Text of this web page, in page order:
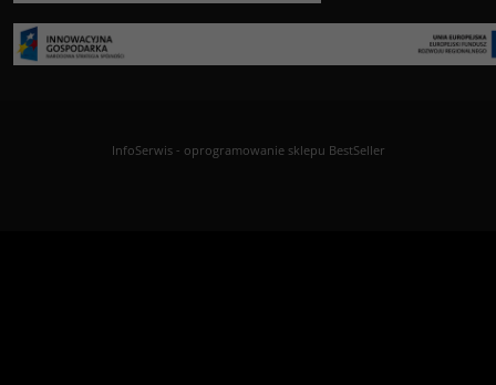
InfoSerwis- oprogramowanie sklepu BestSeller